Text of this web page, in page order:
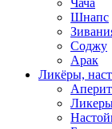
Чача
Шнапс
Соджу
Арак
Ликёры,